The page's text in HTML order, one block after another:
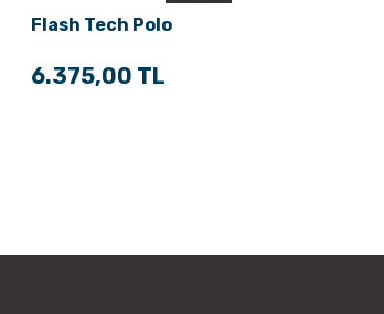
Flash Tech Polo
6.375,00 TL